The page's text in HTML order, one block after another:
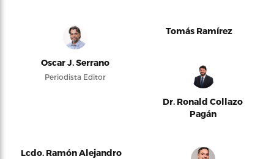
Oscar J. Serrano
Periodista Editor
Tomás Ramírez
Dr. Ronald Collazo
Pagán
Lcdo. Ramón Alejandro